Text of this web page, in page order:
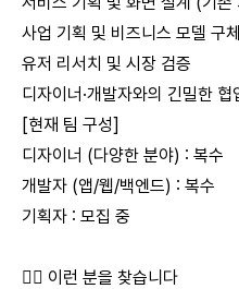
사업 기획 및 비즈니스 모델 구
유저 리서치 및 시장 검증
디자이너·개발자와의 긴밀한 협
[현재 팀 구성]
디자이너 (다양한 분야) : 복수
개발자 (앱/웹/백엔드) : 복수
기획자 : 모집 중
🙋‍♂️ 이런 분을 찾습니다